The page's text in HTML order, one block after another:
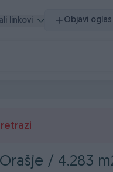
linkovi Objavi oglas
/ 4.283